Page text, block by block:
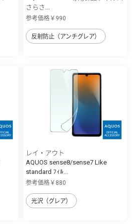
さらさ...
参考価格￥990
反射防止（アンチグレア）
レイ・アウト
AQUOS sense8/sense7 Like
standard ﾌｨﾙ...
参考価格￥880
光沢（グレア）